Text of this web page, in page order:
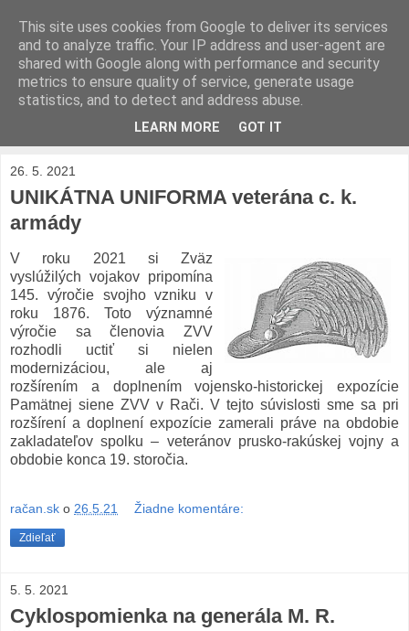
Zväz vyslúžilých vojakov
generála M. R. ŠTEFÁNIKA
26. 5. 2021
UNIKÁTNA UNIFORMA veterána c. k.
armády
V roku 2021 si Zväz
vyslúžilých vojakov pripomína
145. výročie svojho vzniku v
roku 1876. Toto významné
výročie sa členovia ZVV
rozhodli uctiť si nielen
modernizáciou, ale aj
rozšírením a doplnením vojensko-historickej expozície
Pamätnej siene ZVV v Rači. V tejto súvislosti sme sa pri
rozšírení a doplnení expozície zamerali práve na obdobie
zakladateľov spolku – veteránov prusko-rakúskej vojny a
obdobie konca 19. storočia.
račan.sk o 26.5.21 Žiadne komentáre:
Zdieľať
5. 5. 2021
Cyklospomienka na generála M. R.
This site uses cookies from Google to deliver its services
and to analyze traffic. Your IP address and user-agent are
shared with Google along with performance and security
metrics to ensure quality of service, generate usage
statistics, and to detect and address abuse.
LEARN MORE GOT IT